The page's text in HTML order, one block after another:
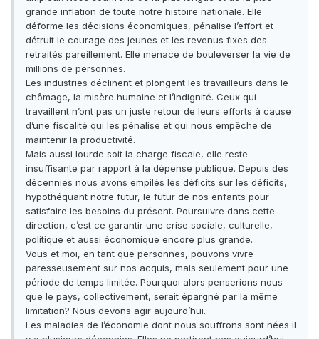
grande inflation de toute notre histoire nationale. Elle
déforme les décisions économiques, pénalise l’effort et
détruit le courage des jeunes et les revenus fixes des
retraités pareillement. Elle menace de bouleverser la vie de
millions de personnes.
Les industries déclinent et plongent les travailleurs dans le
chômage, la misère humaine et l’indignité. Ceux qui
travaillent n’ont pas un juste retour de leurs efforts à cause
d’une fiscalité qui les pénalise et qui nous empêche de
maintenir la productivité.
Mais aussi lourde soit la charge fiscale, elle reste
insuffisante par rapport à la dépense publique. Depuis des
décennies nous avons empilés les déficits sur les déficits,
hypothéquant notre futur, le futur de nos enfants pour
satisfaire les besoins du présent. Poursuivre dans cette
direction, c’est ce garantir une crise sociale, culturelle,
politique et aussi économique encore plus grande.
Vous et moi, en tant que personnes, pouvons vivre
paresseusement sur nos acquis, mais seulement pour une
période de temps limitée. Pourquoi alors penserions nous
que le pays, collectivement, serait épargné par la même
limitation? Nous devons agir aujourd’hui.
Les maladies de l’économie dont nous souffrons sont nées il